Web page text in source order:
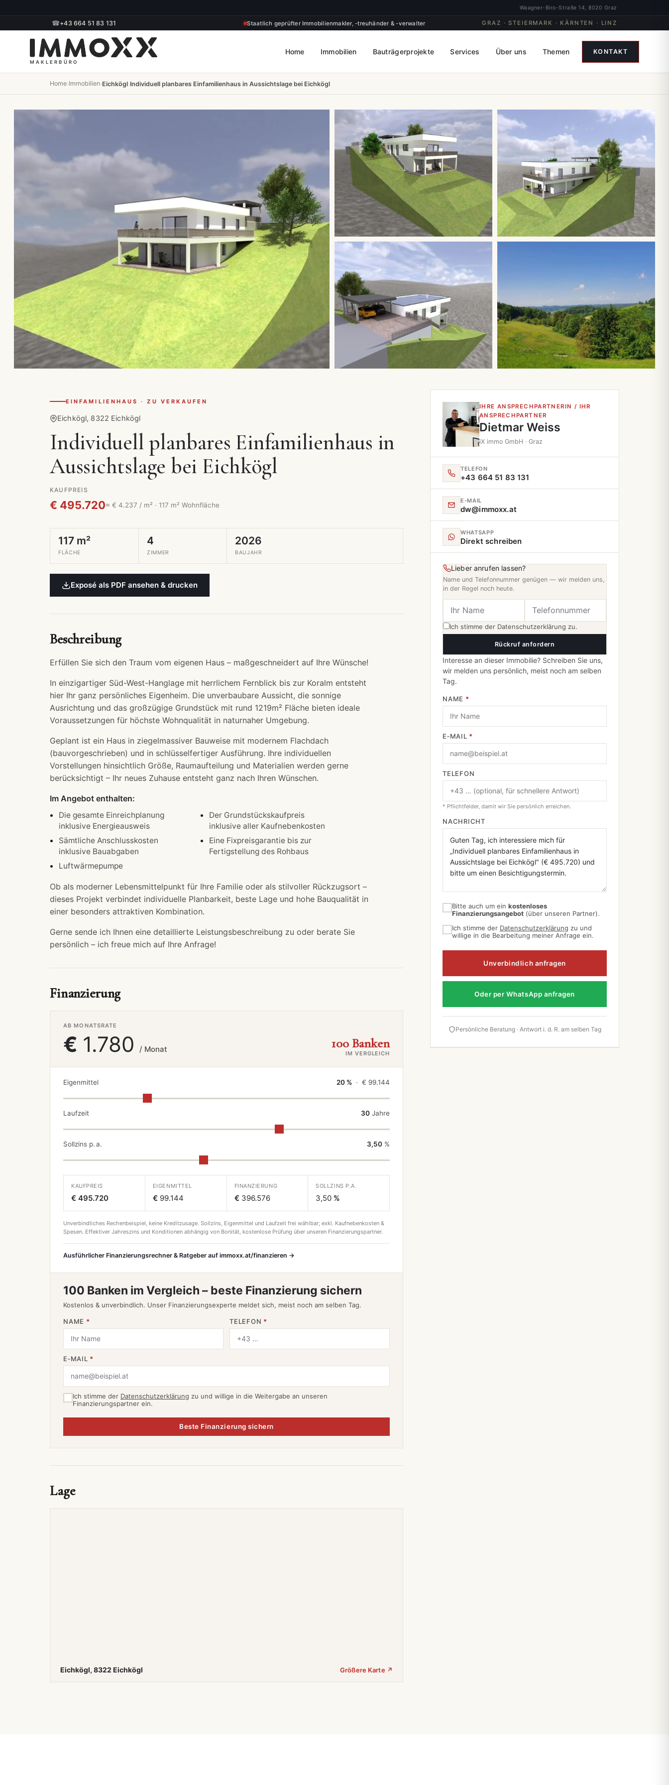
Waagner-Biro-Straße 14, 8020 Graz
☎+43 664 51 83 131 Staatlich geprüfter Immobilienmakler, -treuhänder & -verwalter GRAZ · STEIERMARK · KÄRNTEN · LINZ
Home Immobilien Bauträgerprojekte Services Über uns Themen KONTAKT
Home›Immobilien›Eichkögl›Individuell planbares Einfamilienhaus in Aussichtslage bei Eichkögl
EINFAMILIENHAUS · ZU VERKAUFEN
Eichkögl, 8322 Eichkögl
Individuell planbares Einfamilienhaus in
Aussichtslage bei Eichkögl
KAUFPREIS
€ 495.720≈ € 4.237 / m² · 117 m² Wohnfläche
117 m²
FLÄCHE
4
ZIMMER
2026
BAUJAHR
Exposé als PDF ansehen & drucken
Beschreibung
Erfüllen Sie sich den Traum vom eigenen Haus – maßgeschneidert auf Ihre Wünsche!
In einzigartiger Süd-West-Hanglage mit herrlichem Fernblick bis zur Koralm entsteht
hier Ihr ganz persönliches Eigenheim. Die unverbaubare Aussicht, die sonnige
Ausrichtung und das großzügige Grundstück mit rund 1219m² Fläche bieten ideale
Voraussetzungen für höchste Wohnqualität in naturnaher Umgebung.
Geplant ist ein Haus in ziegelmassiver Bauweise mit modernem Flachdach
(bauvorgeschrieben) und in schlüsselfertiger Ausführung. Ihre individuellen
Vorstellungen hinsichtlich Größe, Raumaufteilung und Materialien werden gerne
berücksichtigt – Ihr neues Zuhause entsteht ganz nach Ihren Wünschen.
Im Angebot enthalten:
Die gesamte Einreichplanung
inklusive Energieausweis
Der Grundstückskaufpreis
inklusive aller Kaufnebenkosten
Sämtliche Anschlusskosten
inklusive Bauabgaben
Eine Fixpreisgarantie bis zur
Fertigstellung des Rohbaus
Luftwärmepumpe
Ob als moderner Lebensmittelpunkt für Ihre Familie oder als stilvoller Rückzugsort –
dieses Projekt verbindet individuelle Planbarkeit, beste Lage und hohe Bauqualität in
einer besonders attraktiven Kombination.
Gerne sende ich Ihnen eine detaillierte Leistungsbeschreibung zu oder berate Sie
persönlich – ich freue mich auf Ihre Anfrage!
Finanzierung
AB MONATSRATE
€ 1.780 / Monat 100 Banken
IM VERGLEICH
Eigenmittel 20 % · € 99.144
Laufzeit 30 Jahre
Sollzins p. a. 3,50 %
KAUFPREIS
€ 495.720
EIGENMITTEL
€ 99.144
FINANZIERUNG
€ 396.576
SOLLZINS P.A.
3,50 %
Unverbindliches Rechenbeispiel, keine Kreditzusage. Sollzins, Eigenmittel und Laufzeit frei wählbar; exkl. Kaufnebenkosten &
Spesen. Effektiver Jahreszins und Konditionen abhängig von Bonität, kostenlose Prüfung über unseren Finanzierungspartner.
Ausführlicher Finanzierungsrechner & Ratgeber auf immoxx.at/finanzieren →
100 Banken im Vergleich – beste Finanzierung sichern
Kostenlos & unverbindlich. Unser Finanzierungsexperte meldet sich, meist noch am selben Tag.
NAME * TELEFON *
E‑MAIL *
Ich stimme der Datenschutzerklärung zu und willige in die Weitergabe an unseren
Finanzierungspartner ein.
Beste Finanzierung sichern
Lage
Eichkögl, 8322 Eichkögl Größere Karte ↗
IHRE ANSPRECHPARTNERIN / IHR
ANSPRECHPARTNER
Dietmar Weiss
iX immo GmbH · Graz
TELEFON
+43 664 51 83 131
E‑MAIL
dw@immoxx.at
WHATSAPP
Direkt schreiben
Lieber anrufen lassen?
Name und Telefonnummer genügen — wir melden uns,
in der Regel noch heute.
Ich stimme der Datenschutzerklärung zu.
Rückruf anfordern
Interesse an dieser Immobilie? Schreiben Sie uns,
wir melden uns persönlich, meist noch am selben
Tag.
NAME *
E‑MAIL *
TELEFON
* Pflichtfelder, damit wir Sie persönlich erreichen.
NACHRICHT
Bitte auch um ein kostenloses
Finanzierungsangebot (über unseren Partner).
Ich stimme der Datenschutzerklärung zu und
willige in die Bearbeitung meiner Anfrage ein.
Unverbindlich anfragen
Oder per WhatsApp anfragen
Persönliche Beratung · Antwort i. d. R. am selben Tag